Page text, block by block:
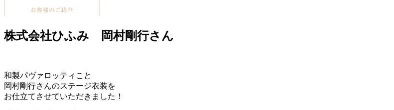
株式会社ひふみ 岡村剛行さん
和製パヴァロッティこと
岡村剛行さんのステージ衣装を
お仕立てさせていただきました！